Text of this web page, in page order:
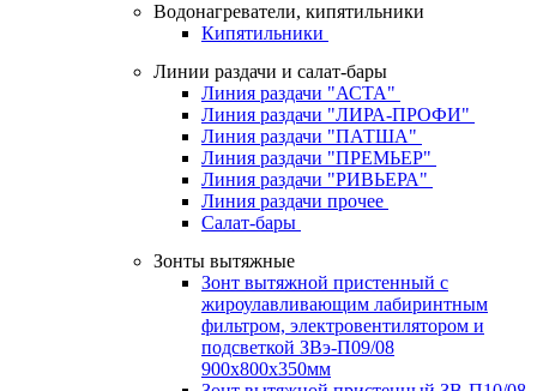
Водонагреватели, кипятильники
Кипятильники
Линии раздачи и салат-бары
Линия раздачи "АСТА"
Линия раздачи "ЛИРА-ПРОФИ"
Линия раздачи "ПАТША"
Линия раздачи "ПРЕМЬЕР"
Линия раздачи "РИВЬЕРА"
Линия раздачи прочее
Салат-бары
Зонты вытяжные
Зонт вытяжной пристенный с
жироулавливающим лабиринтным
фильтром, электровентилятором и
подсветкой ЗВэ-П09/08
900х800х350мм